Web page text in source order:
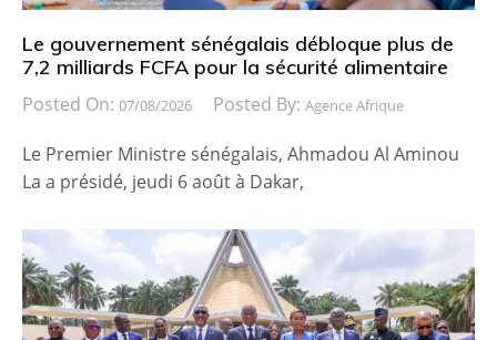
Le gouvernement sénégalais débloque plus de
7,2 milliards FCFA pour la sécurité alimentaire
Posted On: 07/08/2026 Posted By: Agence Afrique
Le Premier Ministre sénégalais, Ahmadou Al Aminou
La a présidé, jeudi 6 août à Dakar,